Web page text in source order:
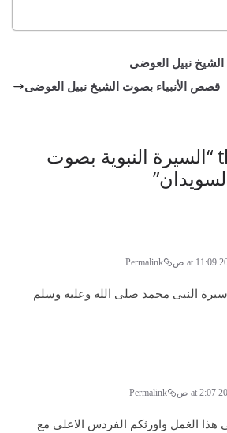
re
الشيخ نبيل العوضى
قصص الأنبياء بصوت الشيخ نبيل العوضى
السيرة النبوية بصوت
”
Permalink
النبى محمد صلى الله وعليه وسلم
Permalink
هذا الغمل واورثكم الفردس الاعلى مع